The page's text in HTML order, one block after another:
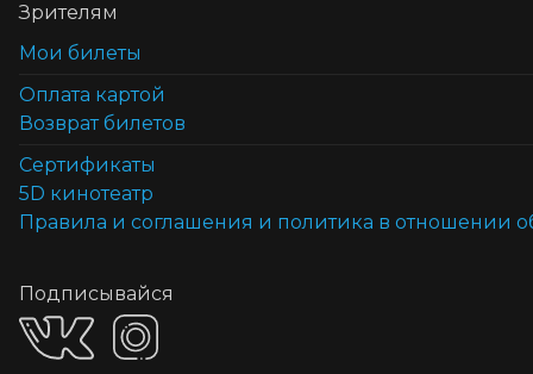
Зрителям
Мои билеты
Оплата картой
Возврат билетов
Cертификаты
5D кинотеатр
Правила и соглашения и политика в отношении
Подписывайся